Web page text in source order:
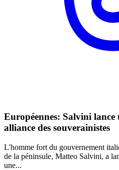
Européennes: Salvini
alliance des souverainistes
L'homme fort du gouvernement
de la péninsule, Matteo Salvini, a
une...